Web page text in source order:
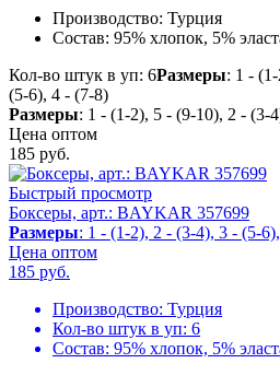
Производство: Турция
Состав: 95% хлопок, 5%
Кол-во штук в уп: 6Размеры: 1 -
(5-6), 4 - (7-8)
Размеры: 1 - (1-2), 5 - (9-10), 2 - (3-
Цена оптом
185 руб.
Быстрый просмотр
Боксеры, арт.: BAYKAR 357699
Размеры: 1 - (1-2), 2 - (3-4), 3 - (5-
Цена оптом
185 руб.
Производство: Турция
Кол-во штук в уп: 6
Состав: 95% хлопок, 5%